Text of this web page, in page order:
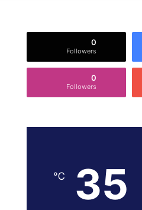
0
Followers
0
Followers
35
℃